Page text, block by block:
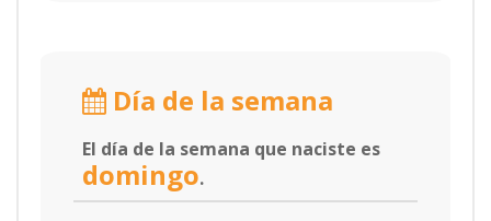
Día de la semana
El día de la semana que naciste es
domingo.